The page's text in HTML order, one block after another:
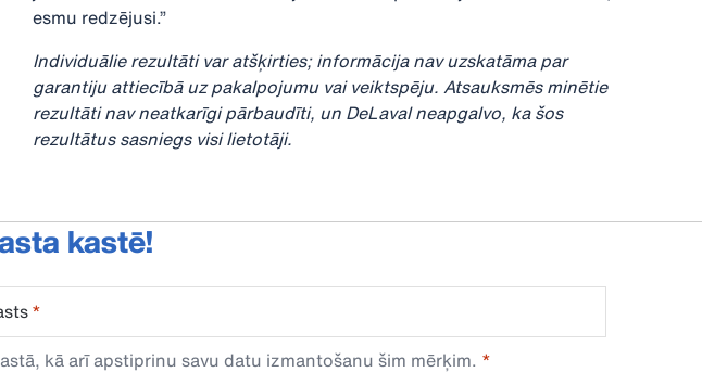
esmu redzējusi.”
Individuālie rezultāti var atšķirties; informācija nav uzskatāma par
garantiju attiecībā uz pakalpojumu vai veiktspēju. Atsauksmēs minētie
rezultāti nav neatkarīgi pārbaudīti, un DeLaval neapgalvo, ka šos
rezultātus sasniegs visi lietotāji.
kastē!
*
kā arī apstiprinu savu datu izmantošanu šim mērķim.